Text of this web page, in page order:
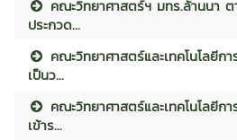
คณะวิทยาศาสตร์ฯ มทร.ล้านนา ต
ประกวด...
คณะวิทยาศาสตร์และเทคโนโลยีก
เป็นว...
คณะวิทยาศาสตร์และเทคโนโลยีก
เข้าร...